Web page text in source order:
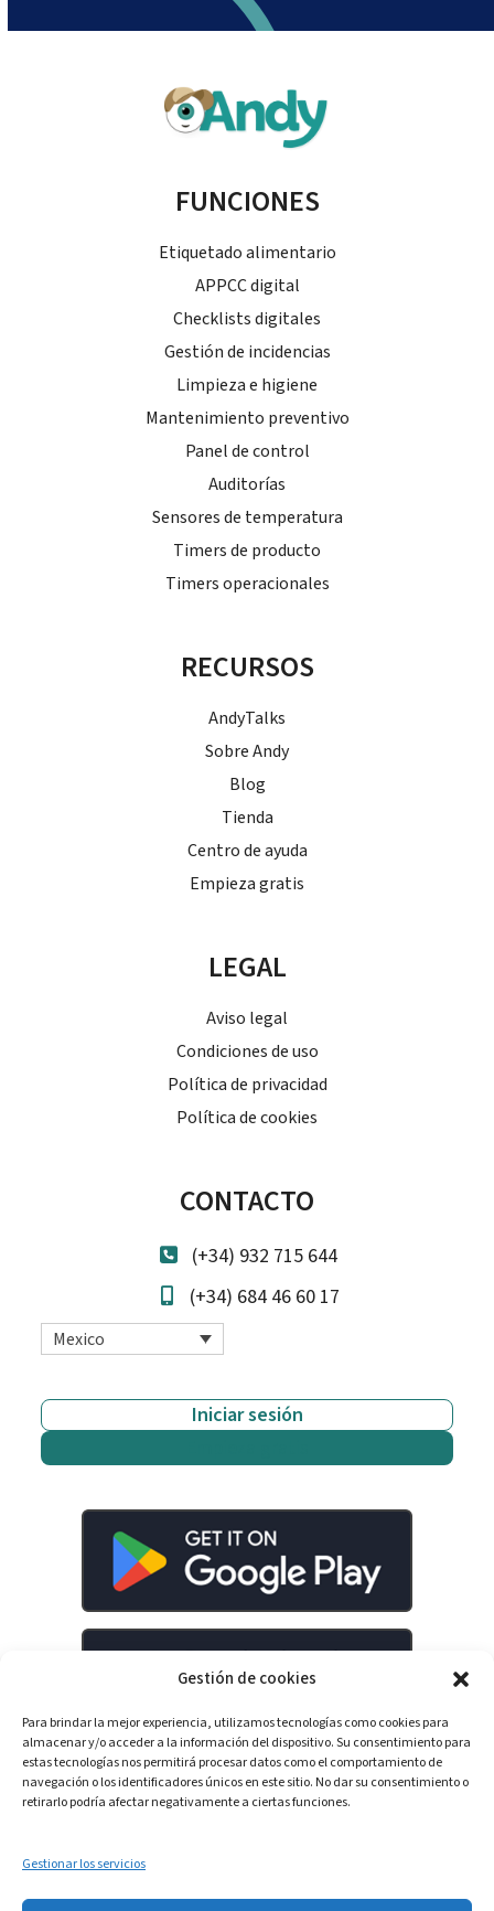
Gestión de cookies
Para brindar la mejor experiencia, utilizamos tecnologías como cookies para
almacenar y/o acceder a la información del dispositivo. Su consentimiento para
estas tecnologías nos permitirá procesar datos como el comportamiento de
navegación o los identificadores únicos en este sitio. No dar su consentimiento o
retirarlo podría afectar negativamente a ciertas funciones.
Gestionar los servicios
FUNCIONES
Etiquetado alimentario
APPCC digital
Checklists digitales
Gestión de incidencias
Limpieza e higiene
Mantenimiento preventivo
Panel de control
Auditorías
Sensores de temperatura
Timers de producto
Timers operacionales
RECURSOS
AndyTalks
Sobre Andy
Blog
Tienda
Centro de ayuda
Empieza gratis
LEGAL
Aviso legal
Condiciones de uso
Política de privacidad
Política de cookies
CONTACTO
(+34) 932 715 644
(+34) 684 46 60 17
Mexico
Iniciar sesión